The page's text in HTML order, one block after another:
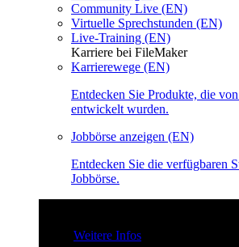
Community Live (EN)
Virtuelle Sprechstunden (EN)
Live-Training (EN)
Karriere bei FileMaker
Karrierewege (EN)
Entdecken Sie Produkte, die
entwickelt wurden.
Jobbörse anzeigen (EN)
Entdecken Sie die verfügbaren
Jobbörse.
Weitere Infos